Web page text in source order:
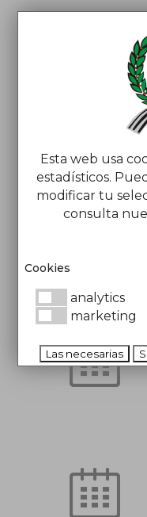
Esta web usa
estadísticos.
modificar tu
consulta
Cookies
analytics
marketing
Las necesarias